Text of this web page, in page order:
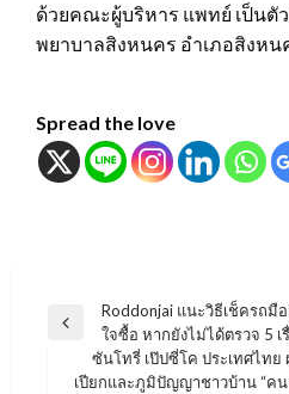
ด้วยคณะผู้บริหาร แพทย์ เป็นตั
พยาบาลสิงหนคร อำเภอสิงหน
Spread the love
แนะแนว
เรื่อง
Previous
Roddonjai แนะวิธีเช็ครถมื
ใจซื้อ หากยังไม่ได้ตรวจ 5 เ
Next
ซันโทรี่ เป๊ปซี่โค ประเทศไท
เปียกและภูมิปัญญาชาวบ้าน “คน